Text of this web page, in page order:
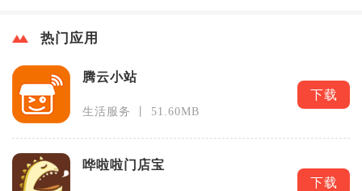
热门应用
腾云小站
生活服务 丨 51.60MB
下载
哗啦啦门店宝
下载